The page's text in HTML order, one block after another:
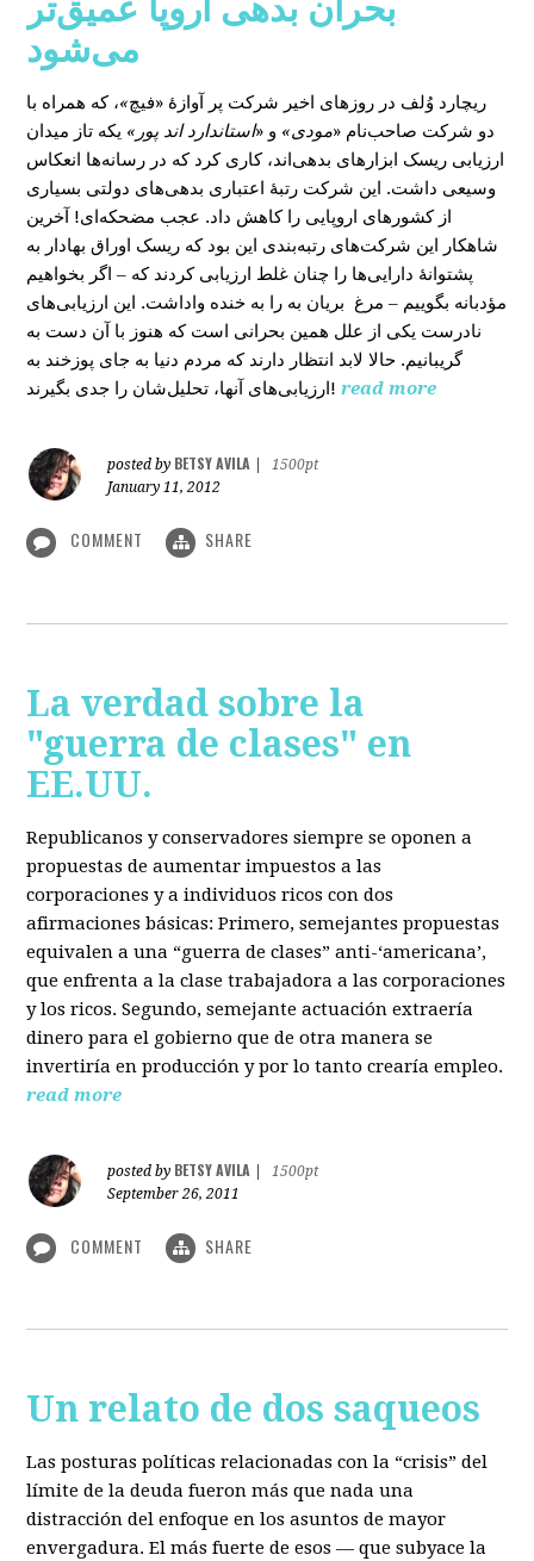
بحران بدهی اروپا عمیق‌تر
می‌شود
ریچارد وُلف در روزهای اخیر شرکت پر آوازۀ «فیچ»، که همراه با
دو شرکت صاحب‌نام «مودی» و «استاندارد اند پور» یکه‌ تاز میدان
ارزیابی ریسک ابزارهای بدهی‌اند، کاری کرد که در رسانه‌ها انعکاس
وسیعی داشت. این شرکت رتبۀ اعتباری بدهی‌های دولتی بسیاری
از کشورهای اروپایی را کاهش داد. عجب مضحکه‌ای! آخرین
شاهکار این شرکت‌های رتبه‌بندی این بود که ریسک‌ اوراق بهادار به
پشتوانۀ دارایی‌‌ها را چنان غلط ارزیابی کردند که – اگر بخواهیم
مؤدبانه بگوییم – مرغ بریان به را به خنده واداشت. این ارزیابی‌های
نادرست یکی از علل همین بحرانی است که هنوز با آن دست به
گریبانیم. حالا لابد انتظار دارند که مردم دنیا به جای پوزخند به
ارزیابی‌های آنها، تحلیل‌‌شان را جدی بگیرند! read more
posted by BETSY AVILA
1500pt
January 11, 2012
COMMENT SHARE
La verdad sobre la
"guerra de clases" en
EE.UU.
Republicanos y conservadores siempre se oponen a
propuestas de aumentar impuestos a las
corporaciones y a individuos ricos con dos
afirmaciones básicas: Primero, semejantes propuestas
equivalen a una “guerra de clases” anti-‘americana’,
que enfrenta a la clase trabajadora a las corporaciones
y los ricos. Segundo, semejante actuación extraería
dinero para el gobierno que de otra manera se
invertiría en producción y por lo tanto crearía empleo.
read more
posted by BETSY AVILA
1500pt
September 26, 2011
COMMENT SHARE
Un relato de dos saqueos
Las posturas políticas relacionadas con la “crisis” del
límite de la deuda fueron más que nada una
distracción del enfoque en los asuntos de mayor
envergadura. El más fuerte de esos — que subyace la